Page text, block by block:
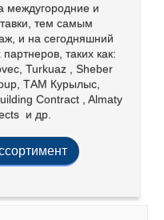
междугородние и
тем самым
и на сегодняшний
таких как:
Turkuaz , Sheber
ТАМ Курылыс,
Contract , Almaty
и др.